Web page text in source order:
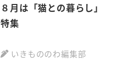
８月は「猫との暮らし」
特集
いきもののわ編集部